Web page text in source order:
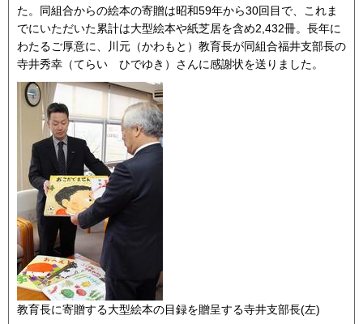
た。同組合からの絵本の寄贈は昭和59年から30回目で、これま
でにいただいた累計は大型絵本や紙芝居を含め2,432冊。長年に
わたるご厚意に、川元（かわもと）教育長が同組合福井支部長の
寺井秀幸（てらい ひでゆき）さんに感謝状を送りました。
教育長に寄贈する大型絵本の目録を贈呈する寺井支部長(左)